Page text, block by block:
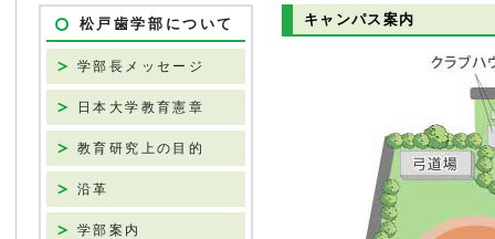
松戸歯学部について
学部長メッセージ
日本大学教育憲章
教育研究上の目的
沿革
学部案内
キャンパス案内